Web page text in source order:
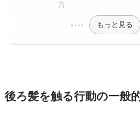
方
もっと見る
後ろ髪を触る行動の一般